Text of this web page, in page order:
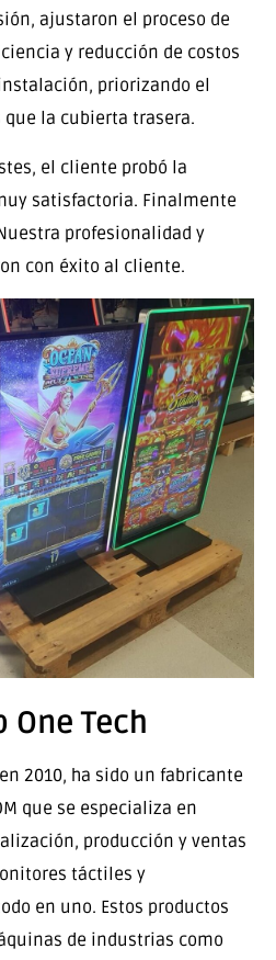
ajustaron el proceso de
y reducción de costos
priorizando el
la cubierta trasera.
el cliente probó la
satisfactoria. Finalmente
profesionalidad y
con éxito al cliente.
One Tech
2010, ha sido un fabricante
que se especializa en
producción y ventas
táctiles y
en uno. Estos productos
de industrias como